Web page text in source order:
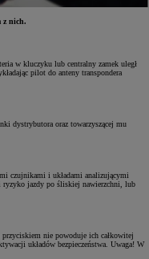
z nich.
w kluczyku lub centralny zamek uległ
pilot do anteny transpondera
dystrybutora oraz towarzyszącej mu
czujnikami i układami analizującymi
ryzyko jazdy po śliskiej nawierzchni, lub
nie powoduje ich całkowitej
układów bezpieczeństwa. Uwaga! W